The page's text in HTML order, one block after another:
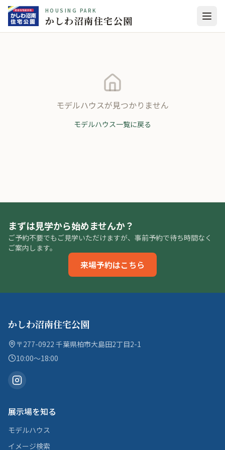
HOUSING PARK
かしわ沼南住宅公園
モデルハウスが見つかりません
モデルハウス一覧に戻る
まずは見学から始めませんか？
ご予約不要でもご見学いただけますが、事前予約で待ち時間なく
ご案内します。
来場予約はこちら
かしわ沼南住宅公園
〒277-0922 千葉県柏市大島田2丁目2-1
10:00〜18:00
展示場を知る
モデルハウス
イメージ検索